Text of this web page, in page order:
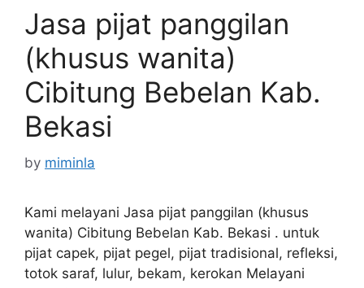
Jasa pijat panggilan
(khusus wanita)
Cibitung Bebelan Kab.
Bekasi
by miminla
Kami melayani Jasa pijat panggilan (khusus
wanita) Cibitung Bebelan Kab. Bekasi . untuk
pijat capek, pijat pegel, pijat tradisional, refleksi,
totok saraf, lulur, bekam, kerokan Melayani